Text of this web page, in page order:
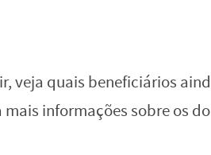
veja quais beneficiários
mais informações sobre os